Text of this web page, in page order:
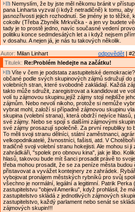
Nemyslím, že by jste měl někomu bránit v
pana Linharta vyzval (i když netradičně) k tomu, aby
jasnozřivosti jejich rozhodnutí. Se jmény je to těžké,
cokoliv (Třeba Zbyněk Mrkvička - a jen vy budete
tady je to prostě jedno, navíc současné vedení
politiku konce sedmdesátých let a i když nejsem
v dosahu. A nejen já, je nás tu takových několik.
odpovědět |
Autor: Milan Linhart
Titulek: Re:Problém hledejte na začátku!
Víte v čem je podstata zastupitelské
občané podle svých skupinových zájmů sdružují do
volebních stran, které svobodně zakládají. Každá
takto může sdružit, zaregistrovat a kandidovat ve
volí tu zájmovou skupinu,jejíž zájmy stojí nejblíže
zájmům. Nebo nevolí nikoho, protože si nemůže
vybrat mohl, založí si případně zájmovou skupinu
skupina (volební strana), která obdrží nejvíce hlasů,
své zájmy. Nebo se spojí s dalšími zájmovými
své zájmy prosazují společně. Za první republiky to
To měli svoji stranu dělníci, státní zaměstnanci,
velkopodnikatelé, živnostníci, fašisti, atd. V
tradičně svoji volební stranu hokejisti. Ale mohou si ji
zahrádkáři, "spolek pro obnovu kina", jak je libo.
hlasů, takovou bude mít šanci prosadit právě to
třeba mohou prosadit, že se za peníze města budou
přistavovat a vyvážet kontejnery ze zahrádek.
vybojovat pronájem městských rybníků pro svůj
všechno je normální, legální a legitimní. Patrik Perka
zastupitelstvu "objevil Ameriku", když prohlásil, že
zastupitelstvo skládá z jednotlivých zájmových
zastupitelstvo, každý parlament nebo senát se
zájmových skupin!!!